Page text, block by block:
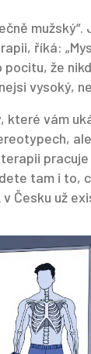
říká:
že
vysoký,
vám
tam i to,
Česku už